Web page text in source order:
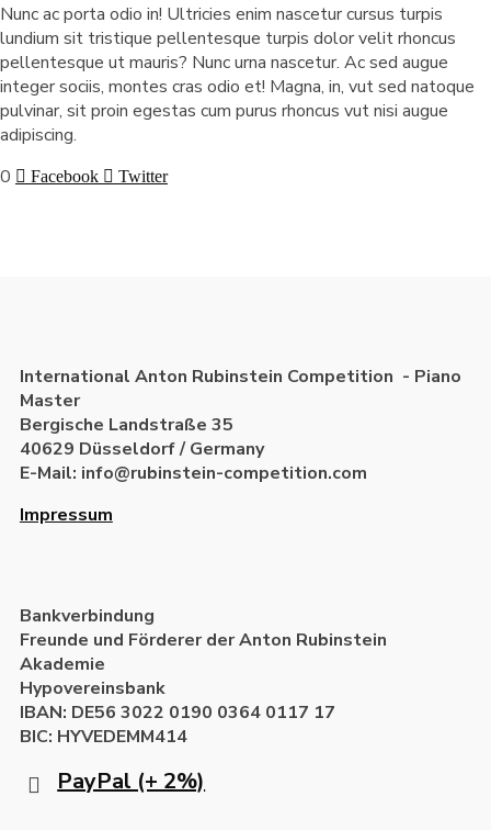
Nunc ac porta odio in! Ultricies enim nascetur cursus turpis
lundium sit tristique pellentesque turpis dolor velit rhoncus
pellentesque ut mauris? Nunc urna nascetur. Ac sed augue
integer sociis, montes cras odio et! Magna, in, vut sed natoque
pulvinar, sit proin egestas cum purus rhoncus vut nisi augue
adipiscing.
0
Facebook Twitter
International Anton Rubinstein Competition - Piano
Master
Bergische Landstraße 35
40629 Düsseldorf / Germany
E-Mail: info@rubinstein-competition.com
Impressum
Bankverbindung
Freunde und Förderer der Anton Rubinstein
Akademie
Hypovereinsbank
IBAN: DE56 3022 0190 0364 0117 17
BIC: HYVEDEMM414
PayPal (+ 2%)